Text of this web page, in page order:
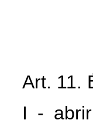
Art. 11.
I -